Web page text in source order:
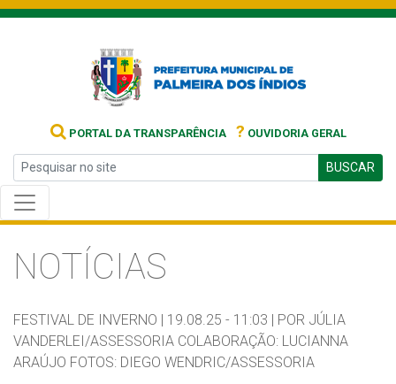
PORTAL DA TRANSPARÊNCIA ? OUVIDORIA GERAL
BUSCAR
NOTÍCIAS
FESTIVAL DE INVERNO | 19.08.25 - 11:03 | POR JÚLIA
VANDERLEI/ASSESSORIA COLABORAÇÃO: LUCIANNA
ARAÚJO FOTOS: DIEGO WENDRIC/ASSESSORIA